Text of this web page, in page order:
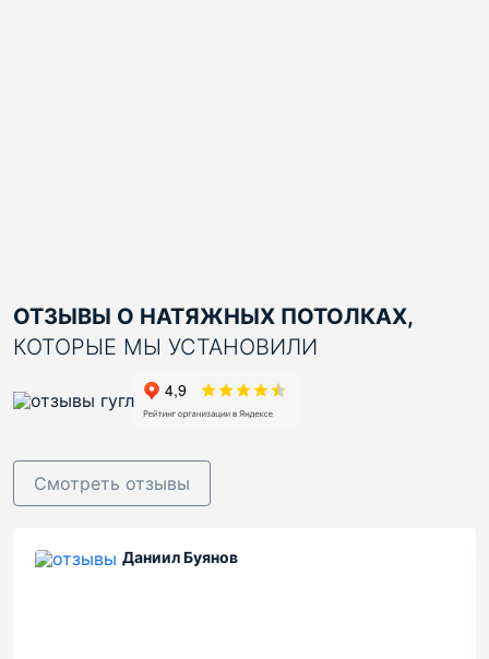
ОТЗЫВЫ О НАТЯЖНЫХ ПОТОЛКАХ,
КОТОРЫЕ МЫ УСТАНОВИЛИ
Смотреть отзывы
Даниил Буянов